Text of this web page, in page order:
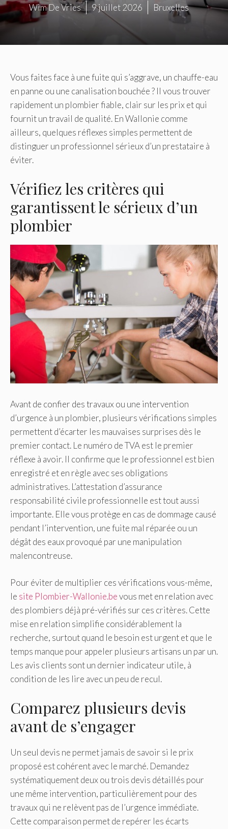
Wim De Vries 9 juillet 2026 Bruxelles
Vous faites face à une fuite qui s’aggrave, un chauffe-eau
en panne ou une canalisation bouchée ? Il vous trouver
rapidement un plombier fiable, clair sur les prix et qui
fournit un travail de qualité. En Wallonie comme
ailleurs, quelques réflexes simples permettent de
distinguer un professionnel sérieux d’un prestataire à
éviter.
Vérifiez les critères qui
garantissent le sérieux d’un
plombier
Avant de confier des travaux ou une intervention
d’urgence à un plombier, plusieurs vérifications simples
permettent d’écarter les mauvaises surprises dès le
premier contact. Le numéro de TVA est le premier
réflexe à avoir. Il confirme que le professionnel est bien
enregistré et en règle avec ses obligations
administratives. L’attestation d’assurance
responsabilité civile professionnelle est tout aussi
importante. Elle vous protège en cas de dommage causé
pendant l’intervention, une fuite mal réparée ou un
dégât des eaux provoqué par une manipulation
malencontreuse.
Pour éviter de multiplier ces vérifications vous-même,
le site Plombier-Wallonie.bevous met en relation avec
des plombiers déjà pré-vérifiés sur ces critères. Cette
mise en relation simplifie considérablement la
recherche, surtout quand le besoin est urgent et que le
temps manque pour appeler plusieurs artisans un par un.
Les avis clients sont un dernier indicateur utile, à
condition de les lire avec un peu de recul.
Comparez plusieurs devis
avant de s’engager
Un seul devis ne permet jamais de savoir si le prix
proposé est cohérent avec le marché. Demandez
systématiquement deux ou trois devis détaillés pour
une même intervention, particulièrement pour des
travaux qui ne relèvent pas de l’urgence immédiate.
Cette comparaison permet de repérer les écarts